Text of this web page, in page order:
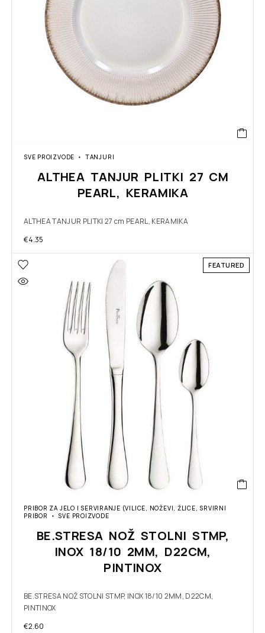
SVE PROIZVODE TANJURI
ALTHEA TANJUR PLITKI 27 CM
PEARL, KERAMIKA
ALTHEA TANJUR PLITKI 27 cm PEARL, KERAMIKA
€4.35
FEATURED
PRIBOR ZA JELO I SERVIRANJE (VILICE, NOŽEVI, ŽLICE, SRVIRNI
PRIBOR
SVE PROIZVODE
BE.STRESA NOŽ STOLNI STMP,
INOX 18/10 2MM, D22CM,
PINTINOX
BE.STRESA NOŽ STOLNI STMP, INOX 18/10 2MM, D22CM,
PINTINOX
€2.60